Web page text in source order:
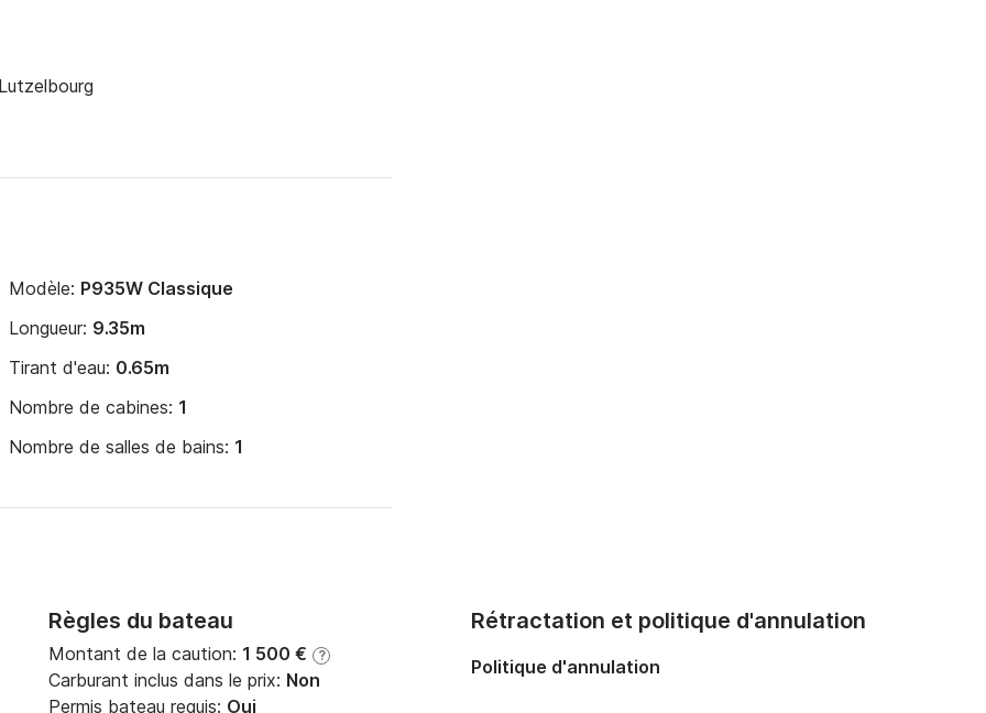
Modèle: P935W Classique
Longueur: 9.35m
Tirant d'eau: 0.65m
Nombre de cabines: 1
Nombre de salles de bains: 1
Règles du bateau
Montant de la caution: 1 500 € ?
Carburant inclus dans le prix: Non
Permis bateau requis: Oui
Rétractation et politique d'annulation
Politique d'annulation